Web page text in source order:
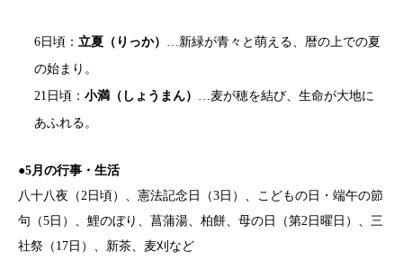
6日頃：立夏（りっか） …新緑が青々と萌える、暦の上での夏
の始まり。
21日頃：小満（しょうまん） …麦が穂を結び、生命が大地に
あふれる。
●5月の行事・生活
八十八夜（2日頃）、憲法記念日（3日）、こどもの日・端午の節
句（5日）、鯉のぼり、菖蒲湯、柏餅、母の日（第2日曜日）、三
社祭（17日）、新茶、麦刈など